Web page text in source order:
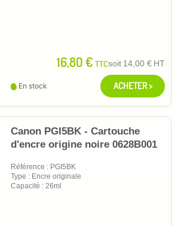
16,80 € TTCsoit 14,00 € HT
En stock ACHETER >
Canon PGI5BK - Cartouche
d'encre origine noire 0628B001
Référence : PGI5BK
Type : Encre originale
Capacité : 26ml